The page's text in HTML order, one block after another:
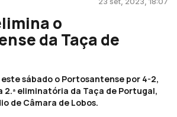
o
da Taça de
sábado o Portosantense por 4-2,
2.ª eliminatória da Taça de Portugal,
de Câmara de Lobos.